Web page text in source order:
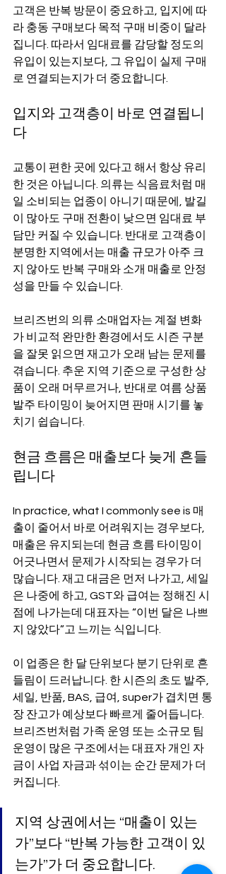
고객은 반복 방문이 중요하고, 입지에 따
라 충동 구매보다 목적 구매 비중이 달라
집니다. 따라서 임대료를 감당할 정도의
유입이 있는지보다, 그 유입이 실제 구매
로 연결되는지가 더 중요합니다.
입지와 고객층이 바로 연결됩니
다
교통이 편한 곳에 있다고 해서 항상 유리
한 것은 아닙니다. 의류는 식음료처럼 매
일 소비되는 업종이 아니기 때문에, 발길
이 많아도 구매 전환이 낮으면 임대료 부
담만 커질 수 있습니다. 반대로 고객층이
분명한 지역에서는 매출 규모가 아주 크
지 않아도 반복 구매와 소개 매출로 안정
성을 만들 수 있습니다.
브리즈번의 의류 소매업자는 계절 변화
가 비교적 완만한 환경에서도 시즌 구분
을 잘못 읽으면 재고가 오래 남는 문제를
겪습니다. 추운 지역 기준으로 구성한 상
품이 오래 머무르거나, 반대로 여름 상품
발주 타이밍이 늦어지면 판매 시기를 놓
치기 쉽습니다.
현금 흐름은 매출보다 늦게 흔들
립니다
In practice, what I commonly see is 매
출이 줄어서 바로 어려워지는 경우보다,
매출은 유지되는데 현금 흐름 타이밍이
어긋나면서 문제가 시작되는 경우가 더
많습니다. 재고 대금은 먼저 나가고, 세일
은 나중에 하고, GST와 급여는 정해진 시
점에 나가는데 대표자는 “이번 달은 나쁘
지 않았다”고 느끼는 식입니다.
이 업종은 한 달 단위보다 분기 단위로 흔
들림이 드러납니다. 한 시즌의 초도 발주,
세일, 반품, BAS, 급여, super가 겹치면 통
장 잔고가 예상보다 빠르게 줄어듭니다.
브리즈번처럼 가족 운영 또는 소규모 팀
운영이 많은 구조에서는 대표자 개인 자
금이 사업 자금과 섞이는 순간 문제가 더
커집니다.
지역 상권에서는 “매출이 있는
가”보다 “반복 가능한 고객이 있
는가”가 더 중요합니다.